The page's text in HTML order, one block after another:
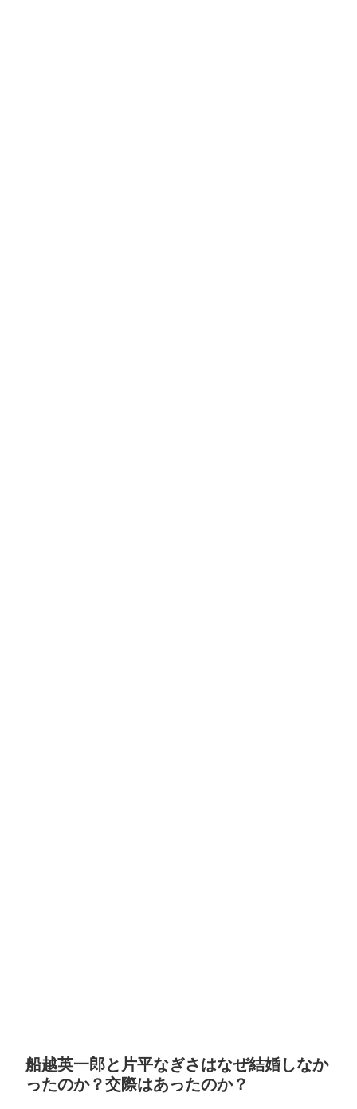
船越英一郎と片平なぎさはなぜ結婚しなか
ったのか？交際はあったのか？